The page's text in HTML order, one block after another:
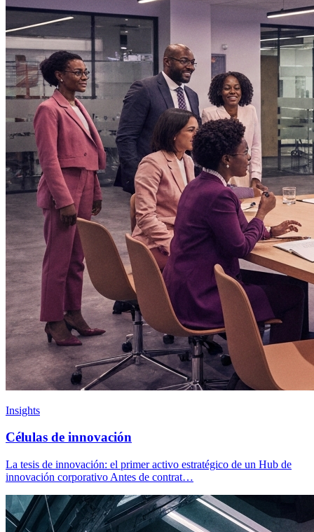
Insights
Células de innovación
La tesis de innovación: el primer activo estratégico de un Hub de
innovación corporativo Antes de contrat…